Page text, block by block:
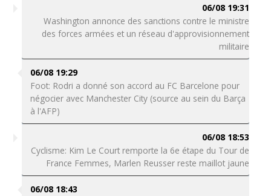
06/08 19:31
Washington annonce des sanctions contre le ministre
des forces armées et un réseau d'approvisionnement
militaire
06/08 19:29
Foot: Rodri a donné son accord au FC Barcelone pour
négocier avec Manchester City (source au sein du Barça
à l'AFP)
06/08 18:53
Cyclisme: Kim Le Court remporte la 6e étape du Tour de
France Femmes, Marlen Reusser reste maillot jaune
06/08 18:43